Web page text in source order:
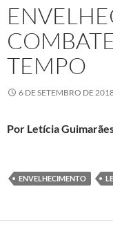
TEMPO
6 DE SETEMBRO DE
Por Letícia
ENVELHECIMENTO